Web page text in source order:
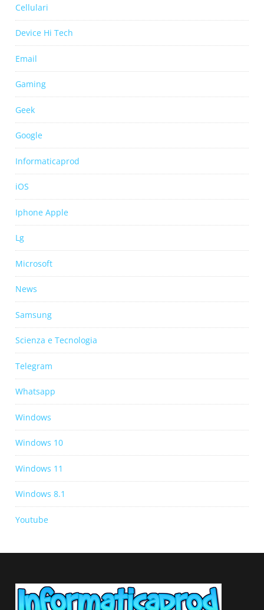
Cellulari
Device Hi Tech
Email
Gaming
Geek
Google
Informaticaprod
iOS
Iphone Apple
Lg
Microsoft
News
Samsung
Scienza e Tecnologia
Telegram
Whatsapp
Windows
Windows 10
Windows 11
Windows 8.1
Youtube